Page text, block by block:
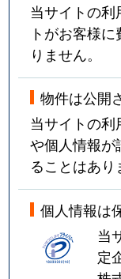
当サイトの利
トがお客様
りません。
物件は公開
当サイトの
や個人情報
ることはあり
個人情報は
当
定